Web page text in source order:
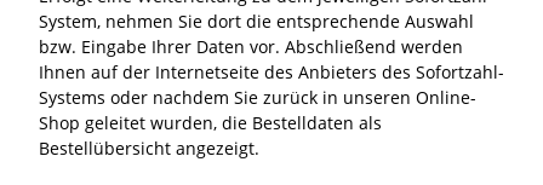
System, nehmen Sie dort die entsprechende Auswahl
bzw. Eingabe Ihrer Daten vor. Abschließend werden
Ihnen auf der Internetseite des Anbieters des Sofortzahl-
Systems oder nachdem Sie zurück in unseren Online-
Shop geleitet wurden, die Bestelldaten als
Bestellübersicht angezeigt.